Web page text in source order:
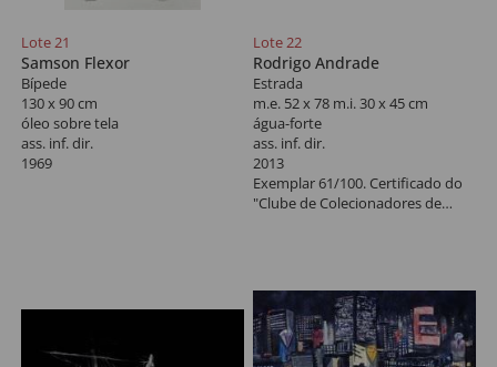
Lote 21
Samson Flexor
Bípede
130 x 90 cm
óleo sobre tela
ass. inf. dir.
1969
Lote 22
Rodrigo Andrade
Estrada
m.e. 52 x 78 m.i. 30 x 45 cm
água-forte
ass. inf. dir.
2013
Exemplar 61/100. Certificado do
"Clube de Colecionadores de